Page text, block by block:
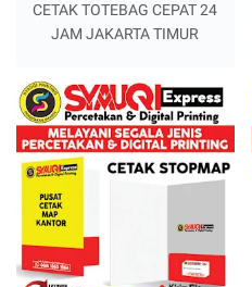
CETAK TOTEBAG CEPAT 24
JAM JAKARTA TIMUR